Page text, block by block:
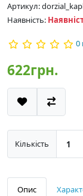
Артикул:
Наявність:
0
622грн.
Кількість
Опис